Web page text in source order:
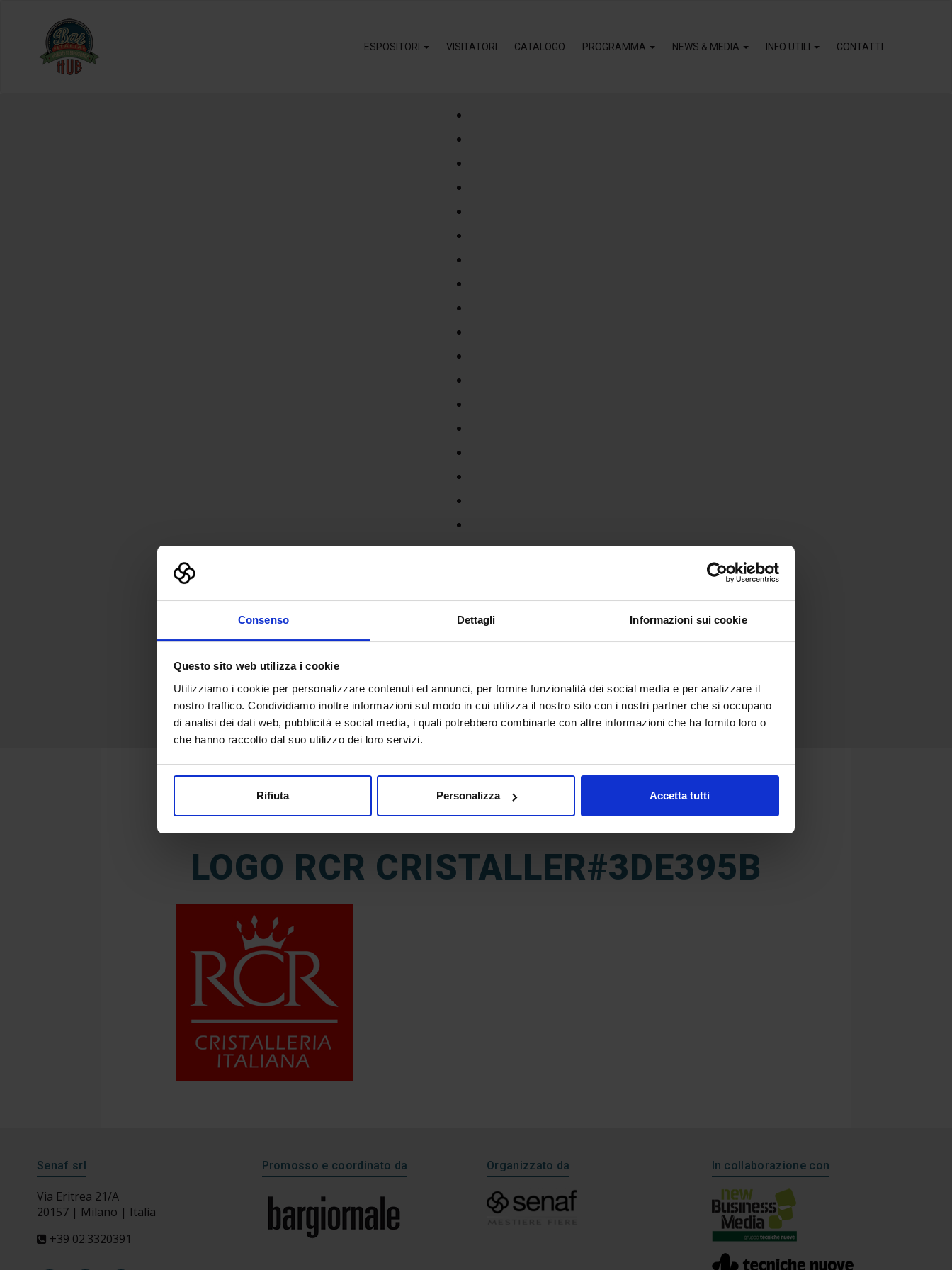
Consenso Dettagli Informazioni sui cookie
Questo sito web utilizza i cookie
Utilizziamo i cookie per personalizzare contenuti ed annunci, per fornire funzionalità dei social media e per analizzare il
nostro traffico. Condividiamo inoltre informazioni sul modo in cui utilizza il nostro sito con i nostri partner che si occupano
di analisi dei dati web, pubblicità e social media, i quali potrebbero combinarle con altre informazioni che ha fornito loro o
che hanno raccolto dal suo utilizzo dei loro servizi.
Rifiuta Personalizza Accetta tutti
ESPOSITORI VISITATORI CATALOGO PROGRAMMA NEWS & MEDIA INFO UTILI CONTATTI
28
Ago
LOGO RCR CRISTALLER#3DE395B
Senaf srl
Via Eritrea 21/A
20157 | Milano | Italia
+39 02.3320391
Promosso e coordinato da Organizzato da In collaborazione con